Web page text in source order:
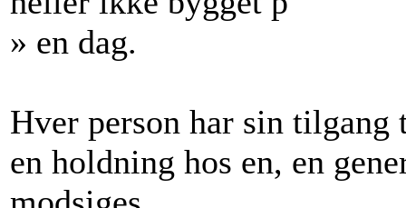
» en dag.
Hver person har sin
en holdning hos en, en